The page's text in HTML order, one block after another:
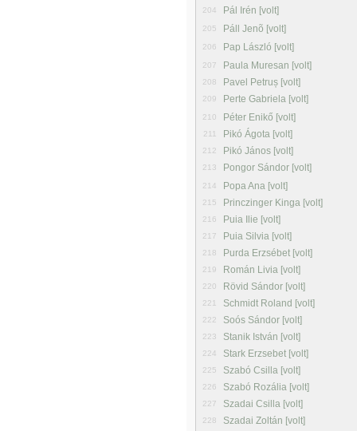
204 Pál Irén [volt]
205 Páll Jenõ [volt]
206 Pap László [volt]
207 Paula Muresan [volt]
208 Pavel Petruș [volt]
209 Perte Gabriela [volt]
210 Péter Enikő [volt]
211 Pikó Ágota [volt]
212 Pikó János [volt]
213 Pongor Sándor [volt]
214 Popa Ana [volt]
215 Princzinger Kinga [volt]
216 Puia Ilie [volt]
217 Puia Silvia [volt]
218 Purda Erzsébet [volt]
219 Román Livia [volt]
220 Rövid Sándor [volt]
221 Schmidt Roland [volt]
222 Soós Sándor [volt]
223 Stanik István [volt]
224 Stark Erzsebet [volt]
225 Szabó Csilla [volt]
226 Szabó Rozália [volt]
227 Szadai Csilla [volt]
228 Szadai Zoltán [volt]